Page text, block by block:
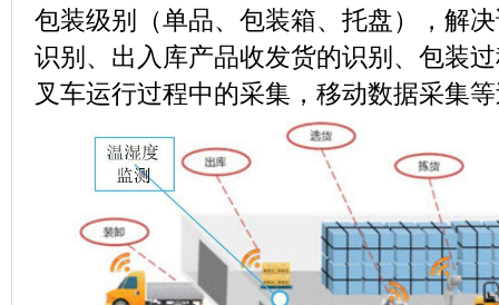
包装级别（单品、包装箱、托盘），解
识别、出入库产品收发货的识别、包装
叉车运行过程中的采集，移动数据采集